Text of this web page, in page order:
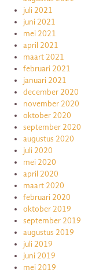
juli 2021
juni 2021
mei 2021
april 2021
maart 2021
februari 2021
januari 2021
december 2020
november 2020
oktober 2020
september 2020
augustus 2020
juli 2020
mei 2020
april 2020
maart 2020
februari 2020
oktober 2019
september 2019
augustus 2019
juli 2019
juni 2019
mei 2019